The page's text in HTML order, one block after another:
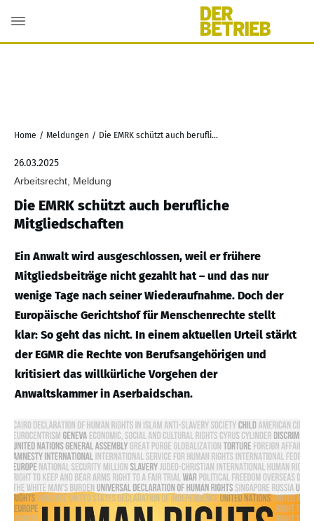
Home / Meldungen / Die EMRK schützt auch berufliche Mitgliedschaften
26.03.2025
Arbeitsrecht, Meldung
Die EMRK schützt auch berufliche
Mitgliedschaften
Ein Anwalt wird ausgeschlossen, weil er frühere
Mitgliedsbeiträge nicht gezahlt hat – und das nur
wenige Tage nach seiner Wiederaufnahme. Doch der
Europäische Gerichtshof für Menschenrechte stellt
klar: So geht das nicht. In einem aktuellen Urteil stärkt
der EGMR die Rechte von Berufsangehörigen und
kritisiert das willkürliche Vorgehen der
Anwaltskammer in Aserbaidschan.